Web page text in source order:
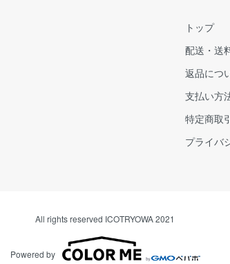
トップ
配送・送
返品につ
支払い方
特定商取
プライバ
All rights reserved ICOTRYOWA 2021
Powered by